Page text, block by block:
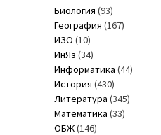
Биология (93)
География (167)
ИЗО (10)
ИнЯз (34)
Информатика (44)
История (430)
Литература (345)
Математика (33)
ОБЖ(146)